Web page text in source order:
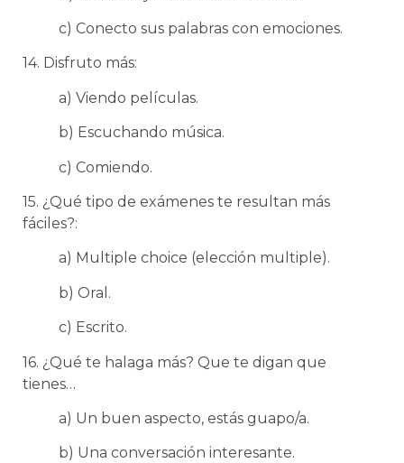
c) Conecto sus palabras con emociones.
14. Disfruto más:
a) Viendo películas.
b) Escuchando música.
c) Comiendo.
15. ¿Qué tipo de exámenes te resultan más
fáciles?:
a) Multiple choice (elección multiple).
b) Oral.
c) Escrito.
16. ¿Qué te halaga más? Que te digan que
tienes…
a) Un buen aspecto, estás guapo/a.
b) Una conversación interesante.